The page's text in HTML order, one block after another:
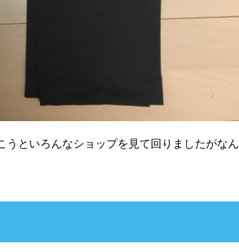
といろんなショップを見て回りましたがなん